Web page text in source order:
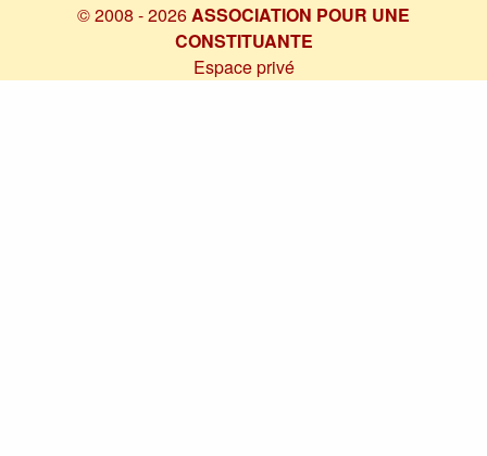
© 2008 - 2026ASSOCIATION POUR UNE
CONSTITUANTE
Espace privé